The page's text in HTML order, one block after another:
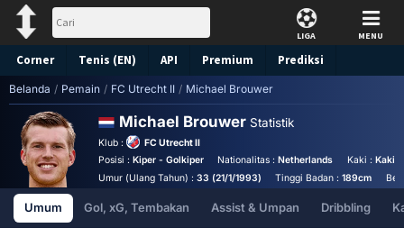
LIGA MENU
Corner Tenis (EN) API Premium Prediksi
Belanda / Pemain / FC Utrecht II / Michael Brouwer
Michael Brouwer Statistik
Klub :
FC Utrecht II
Posisi : Kiper - Golkiper Nationalitas :Netherlands Kaki : Kaki
Umur (Ulang Tahun) : 33 (21/1/1993) Tinggi Badan :189cm
Umum Gol, xG, Tembakan Assist & Umpan Dribbling